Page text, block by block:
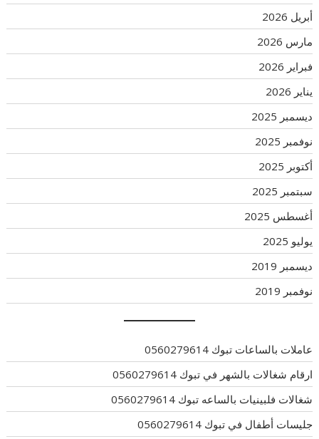
أبريل 2026
مارس 2026
فبراير 2026
يناير 2026
ديسمبر 2025
نوفمبر 2025
أكتوبر 2025
سبتمبر 2025
أغسطس 2025
يوليو 2025
ديسمبر 2019
نوفمبر 2019
عاملات بالساعات تبوك 0560279614
ارقام شغالات بالشهر في تبوك 0560279614
شغالات فلبينيات بالساعه تبوك 0560279614
جليسات أطفال في تبوك 0560279614